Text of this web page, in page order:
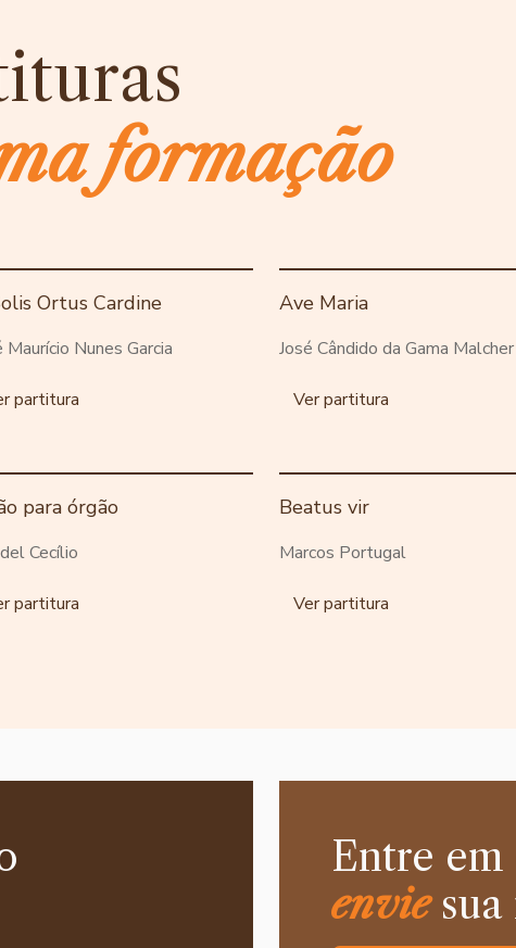
formação
Ortus Cardine
Maurício Nunes Garcia
partitura
Ave Maria
José Cândido da Gama Malcher
Ver partitura
para órgão
Cecílio
partitura
Beatus vir
Marcos Portugal
Ver partitura
Entre
enviesua